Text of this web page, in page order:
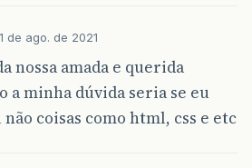
de ago. de 2021
nossa amada e querida
a minha dúvida seria se eu
não coisas como html, css e etc